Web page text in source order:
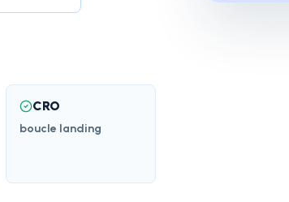
CRO
boucle landing